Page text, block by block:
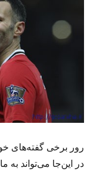
رور برخی گفته‌های
در این‌جا می‌تواند به